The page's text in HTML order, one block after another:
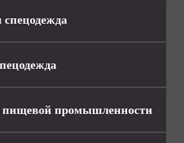
пищевой промышленности